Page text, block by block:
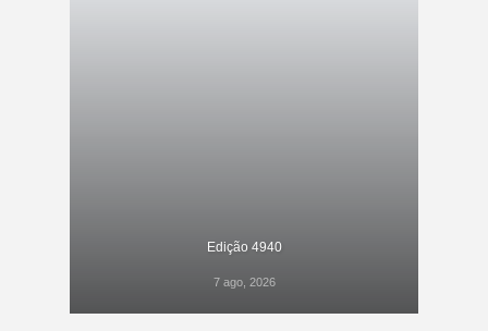
Edição 4940
7 ago, 2026